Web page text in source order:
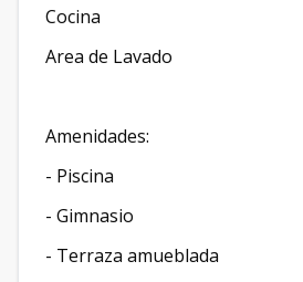
Cocina
Area de Lavado
Amenidades:
- Piscina
- ⁠Gimnasio
- ⁠Terraza amueblada